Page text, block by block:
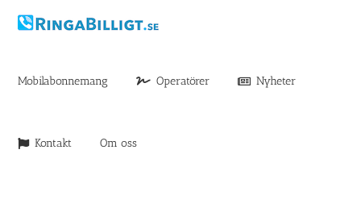
Mobilabonnemang Operatörer Nyheter
Kontakt Om oss